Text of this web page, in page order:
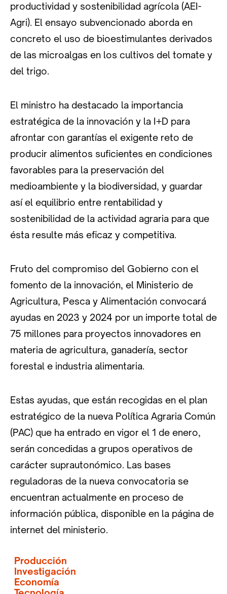
productividad y sostenibilidad agrícola (AEI-
Agri). El ensayo subvencionado aborda en
concreto el uso de bioestimulantes derivados
de las microalgas en los cultivos del tomate y
del trigo.
El ministro ha destacado la importancia
estratégica de la innovación y la I+D para
afrontar con garantías el exigente reto de
producir alimentos suficientes en condiciones
favorables para la preservación del
medioambiente y la biodiversidad, y guardar
así el equilibrio entre rentabilidad y
sostenibilidad de la actividad agraria para que
ésta resulte más eficaz y competitiva.
Fruto del compromiso del Gobierno con el
fomento de la innovación, el Ministerio de
Agricultura, Pesca y Alimentación convocará
ayudas en 2023 y 2024 por un importe total de
75 millones para proyectos innovadores en
materia de agricultura, ganadería, sector
forestal e industria alimentaria.
Estas ayudas, que están recogidas en el plan
estratégico de la nueva Política Agraria Común
(PAC) que ha entrado en vigor el 1 de enero,
serán concedidas a grupos operativos de
carácter suprautonómico. Las bases
reguladoras de la nueva convocatoria se
encuentran actualmente en proceso de
información pública, disponible en la página de
internet del ministerio.
Producción
Investigación
Economía